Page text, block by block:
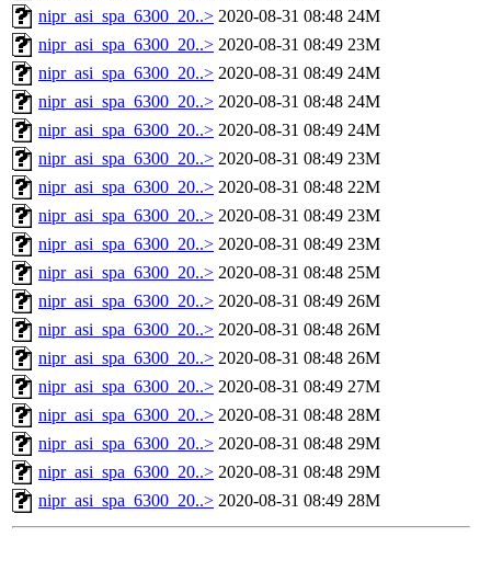
nipr_asi_spa_6300_20..> 2020-08-31 08:48 24M
nipr_asi_spa_6300_20..> 2020-08-31 08:49 23M
nipr_asi_spa_6300_20..> 2020-08-31 08:49 24M
nipr_asi_spa_6300_20..> 2020-08-31 08:48 24M
nipr_asi_spa_6300_20..> 2020-08-31 08:49 24M
nipr_asi_spa_6300_20..> 2020-08-31 08:49 23M
nipr_asi_spa_6300_20..> 2020-08-31 08:48 22M
nipr_asi_spa_6300_20..> 2020-08-31 08:49 23M
nipr_asi_spa_6300_20..> 2020-08-31 08:49 23M
nipr_asi_spa_6300_20..> 2020-08-31 08:48 25M
nipr_asi_spa_6300_20..> 2020-08-31 08:49 26M
nipr_asi_spa_6300_20..> 2020-08-31 08:48 26M
nipr_asi_spa_6300_20..> 2020-08-31 08:48 26M
nipr_asi_spa_6300_20..> 2020-08-31 08:49 27M
nipr_asi_spa_6300_20..> 2020-08-31 08:48 28M
nipr_asi_spa_6300_20..> 2020-08-31 08:48 29M
nipr_asi_spa_6300_20..> 2020-08-31 08:48 29M
nipr_asi_spa_6300_20..> 2020-08-31 08:49 28M